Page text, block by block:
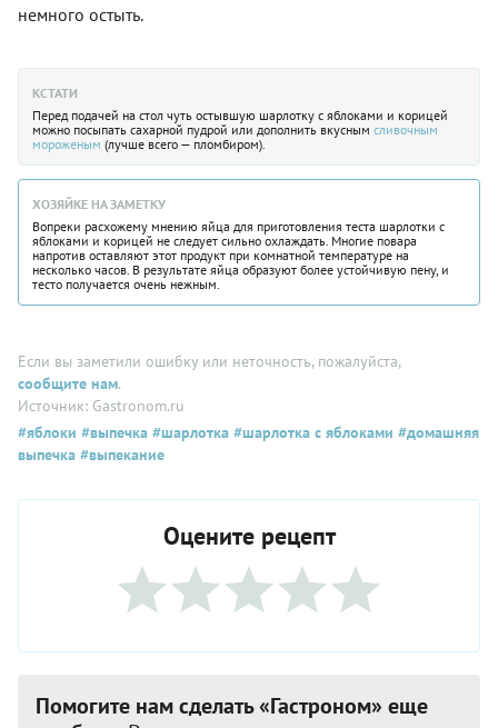
немного остыть.
КСТАТИ
Перед подачей на стол чуть остывшую шарлотку с яблоками и корицей
можно посыпать сахарной пудрой или дополнить вкусным сливочным
мороженым (лучше всего — пломбиром).
ХОЗЯЙКЕ НА ЗАМЕТКУ
Вопреки расхожему мнению яйца для приготовления теста шарлотки с
яблоками и корицей не следует сильно охлаждать. Многие повара
напротив оставляют этот продукт при комнатной температуре на
несколько часов. В результате яйца образуют более устойчивую пену, и
тесто получается очень нежным.
Если вы заметили ошибку или неточность, пожалуйста,
сообщите нам.
Источник: Gastronom.ru
#яблоки #выпечка #шарлотка #шарлотка с яблоками #домашняя
выпечка #выпекание
Оцените рецепт
Помогите нам сделать «Гастроном» еще